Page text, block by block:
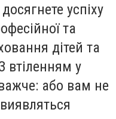
успіху
та
дітей та
втіленням у
або вам не